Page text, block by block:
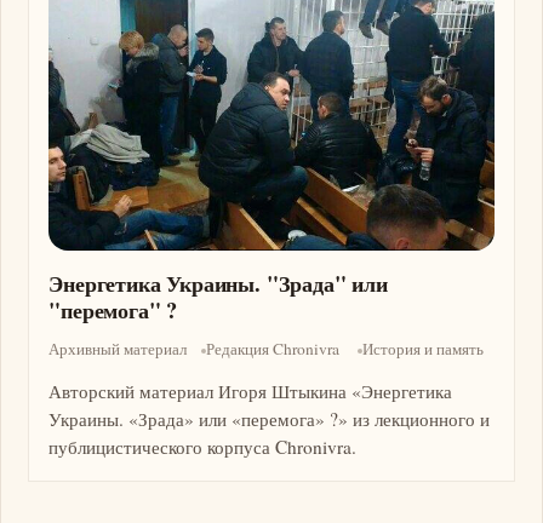
Энергетика Украины. "Зрада" или
"перемога" ?
Архивный материал Редакция Chronivra История и память
Авторский материал Игоря Штыкина «Энергетика
Украины. «Зрада» или «перемога» ?» из лекционного и
публицистического корпуса Chronivra.